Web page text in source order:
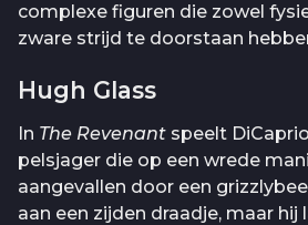
complexe figuren die zowel
zware strijd te doorstaan
Hugh Glass
In The Revenant speelt
pelsjager die op een wrede
aangevallen door een
aan een zijden draadje, maar hij